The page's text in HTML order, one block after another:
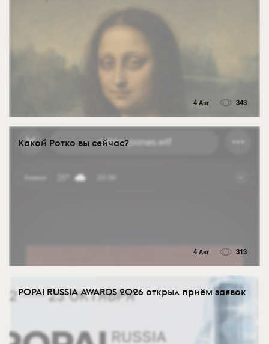
4 Авг 343
Какой Ротко вы сейчас?
4 Авг 313
POPAI RUSSIA AWARDS 2026 открыл приём заявок